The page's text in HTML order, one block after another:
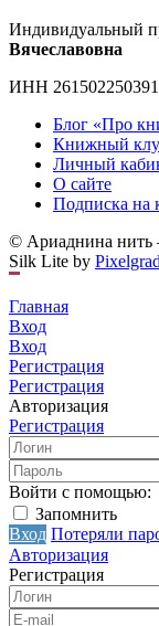
Индивидуальный
Вячеславовна
ИНН
Блог «Про
Книжный
Личный
О сайте
Подписка на
© Ариаднина нить
Silk Lite by
Главная
Вход
Вход
Регистрация
Регистрация
Авторизация
Регистрация
Войти с помощью:
Запомнить
Вход Потеряли
Авторизация
Регистрация